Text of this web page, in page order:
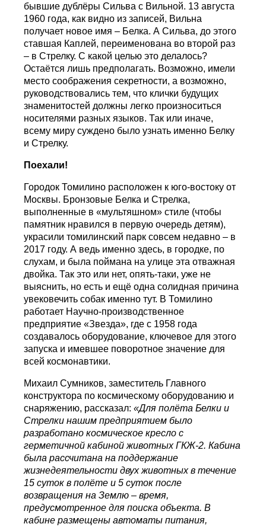
бывшие дублёры Сильва с Вильной. 13 августа
1960 года, как видно из записей, Вильна
получает новое имя – Белка. А Сильва, до этого
ставшая Каплей, переименована во второй раз
– в Стрелку. С какой целью это делалось?
Остаётся лишь предполагать. Возможно, имели
место соображения секретности, а возможно,
руководствовались тем, что клички будущих
знаменитостей должны легко произноситься
носителями разных языков. Так или иначе,
всему миру суждено было узнать именно Белку
и Стрелку.
Поехали!
Городок Томилино расположен к юго-востоку от
Москвы. Бронзовые Белка и Стрелка,
выполненные в «мультяшном» стиле (чтобы
памятник нравился в первую очередь детям),
украсили томилинский парк совсем недавно – в
2017 году. А ведь именно здесь, в городке, по
слухам, и была поймана на улице эта отважная
двойка. Так это или нет, опять-таки, уже не
выяснить, но есть и ещё одна солидная причина
увековечить собак именно тут. В Томилино
работает Научно-производственное
предприятие «Звезда», где с 1958 года
создавалось оборудование, ключевое для этого
запуска и имевшее поворотное значение для
всей космонавтики.
Михаил Сумников, заместитель Главного
конструктора по космическому оборудованию и
снаряжению, рассказал:«Для полёта Белки и
Стрелки нашим предприятием было
разработано космическое кресло с
герметичной кабиной животных ГКЖ-2. Кабина
была рассчитана на поддержание
жизнедеятельности двух животных в течение
15 суток в полёте и 5 суток после
возвращения на Землю – время,
предусмотренное для поиска объекта. В
кабине размещены автоматы питания,